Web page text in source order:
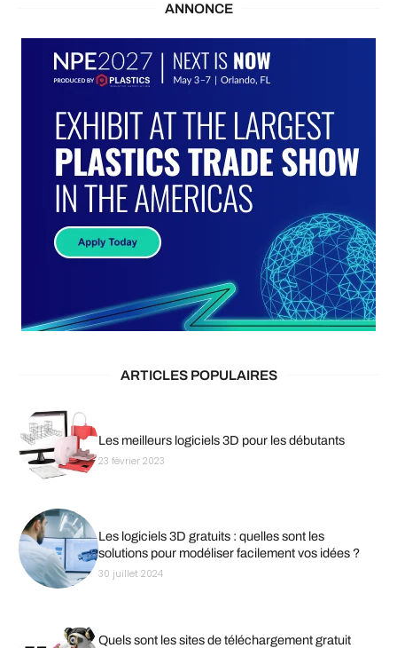
ANNONCE
ARTICLES POPULAIRES
Les meilleurs logiciels 3D pour les débutants
23 février 2023
Les logiciels 3D gratuits : quelles sont les
solutions pour modéliser facilement vos idées ?
30 juillet 2024
Quels sont les sites de téléchargement gratuit